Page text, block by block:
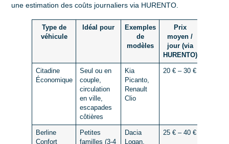
une estimation des coûts journaliers via HURENTO.
Type de
véhicule
Idéal pour
Exemples
de
modèles
Prix
moyen /
jour (via
HURENTO)
Citadine
Économique
Seul ou en
couple,
circulation
en ville,
escapades
côtières
Kia
Picanto,
Renault
Clio
20 € – 30 €
Berline
Confort
Petites
familles (3-4
Dacia
Logan,
25 € – 40 €